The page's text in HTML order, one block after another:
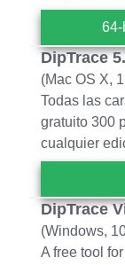
64-
DipTrace
(Mac OS X,
Todas las
gratuito 300
cualquier
DipTrace
(Windows,
A free tool